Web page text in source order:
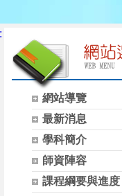
網站導覽
最新消息
學科簡介
師資陣容
課程綱要與進度